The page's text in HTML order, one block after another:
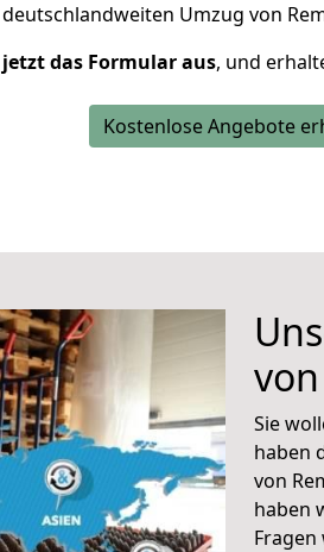
Umzug von
jetzt das Formular aus, und
Kostenlose Angebote
Sie
haben
von
haben
Fragen